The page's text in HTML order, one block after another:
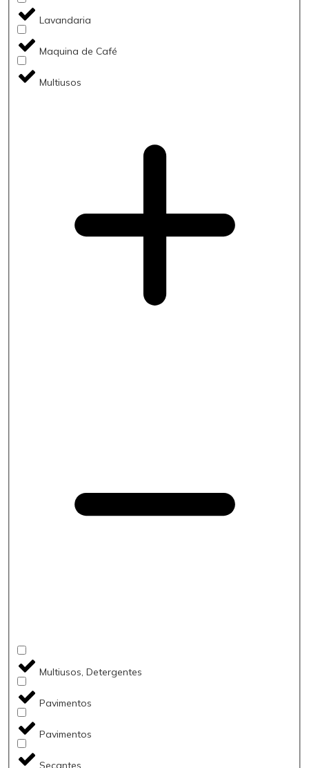
Lavandaria
Maquina de Café
Multiusos
Multiusos, Detergentes
Pavimentos
Pavimentos
Secantes